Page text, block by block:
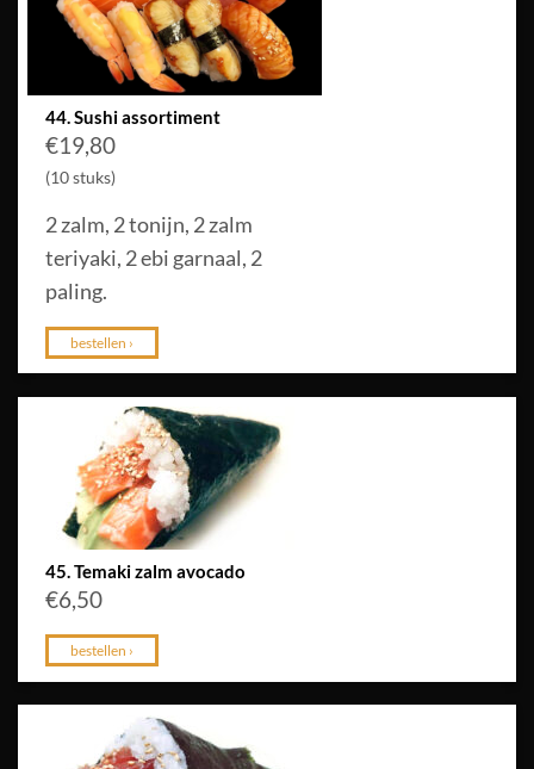
44. Sushi assortiment
€19,80
(10 stuks)
2 zalm, 2 tonijn, 2 zalm
teriyaki, 2 ebi garnaal, 2
paling.
bestellen ›
45. Temaki zalm avocado
€6,50
bestellen ›